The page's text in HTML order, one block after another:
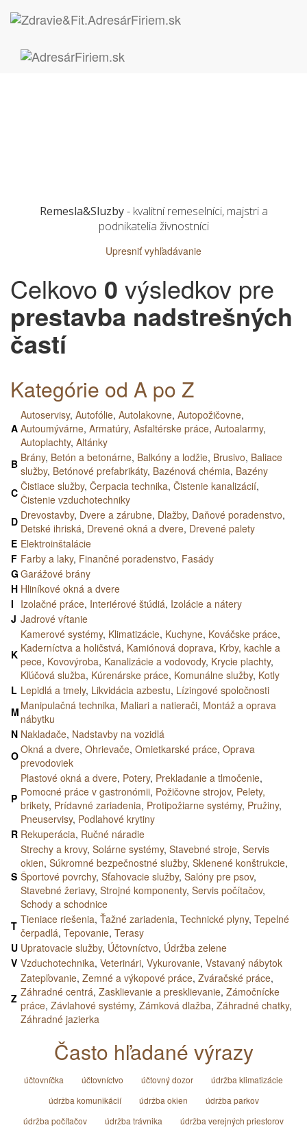
Remesla&Sluzby- kvalitní remeselníci, majstri a
podnikatelia živnostníci
Upresniť vyhľadávanie
Celkovo 0 výsledkov pre
prestavba nadstrešných
častí
Kategórie od A po Z
A
Autoservisy, Autofólie, Autolakovne, Autopožičovne,
Autoumývárne, Armatúry, Asfaltérske práce, Autoalarmy,
Autoplachty, Altánky
B Brány, Betón a betonárne, Balkóny a lodžie, Brusivo, Baliace
služby, Betónové prefabrikáty, Bazénová chémia, Bazény
C Čistiace služby, Čerpacia technika, Čistenie kanalizácií,
Čistenie vzduchotechniky
D Drevostavby, Dvere a zárubne, Dlažby, Daňové poradenstvo,
Detské ihriská, Drevené okná a dvere, Drevené palety
E Elektroinštalácie
F Farby a laky, Finančné poradenstvo, Fasády
G Garážové brány
H Hliníkové okná a dvere
I Izolačné práce, Interiérové štúdiá, Izolácie a nátery
J Jadrové vŕtanie
K
Kamerové systémy, Klimatizácie, Kuchyne, Kováčske práce,
Kaderníctva a holičstvá, Kamiónová doprava, Krby, kachle a
pece, Kovovýroba, Kanalizácie a vodovody, Krycie plachty,
Kľúčová služba, Kúrenárske práce, Komunálne služby, Kotly
L Lepidlá a tmely, Likvidácia azbestu, Lízingové spoločnosti
M Manipulačná technika, Maliari a natierači, Montáž a oprava
nábytku
N Nakladače, Nadstavby na vozidlá
OOkná a dvere, Ohrievače, Omietkarské práce, Oprava
prevodoviek
P
Plastové okná a dvere, Potery, Prekladanie a tlmočenie,
Pomocné práce v gastronómii, Požičovne strojov, Pelety,
brikety, Prídavné zariadenia, Protipožiarne systémy, Pružiny,
Pneuservisy, Podlahové krytiny
R Rekuperácia, Ručné náradie
S
Strechy a krovy, Solárne systémy, Stavebné stroje, Servis
okien, Súkromné bezpečnostné služby, Sklenené konštrukcie,
Športové povrchy, Sťahovacie služby, Salóny pre psov,
Stavebné žeriavy, Strojné komponenty, Servis počítačov,
Schody a schodnice
T Tieniace riešenia, Ťažné zariadenia, Technické plyny, Tepelné
čerpadlá, Tepovanie, Terasy
U Upratovacie služby, Účtovníctvo, Údržba zelene
V Vzduchotechnika, Veterinári, Vykurovanie, Vstavaný nábytok
Z
Zatepľovanie, Zemné a výkopové práce, Zváračské práce,
Záhradné centrá, Zasklievanie a presklievanie, Zámočnícke
práce, Závlahové systémy, Zámková dlažba, Záhradné chatky,
Záhradné jazierka
Často hľadané výrazy
účtovníčka účtovníctvo účtovný dozor
údržba klimatizácie
údržba komunikácií
údržba okien
údržba parkov
údržba počítačov
údržba trávnika
údržba verejných priestorov